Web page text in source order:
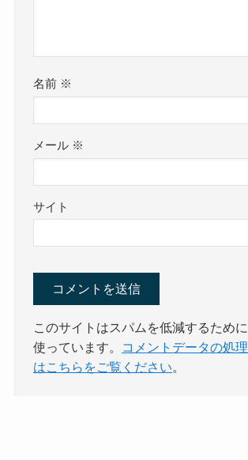
名前 ※
メール ※
サイト
このサイトはスパムを低減するため
使っています。
コメントデータの処
はこちらをご覧ください。